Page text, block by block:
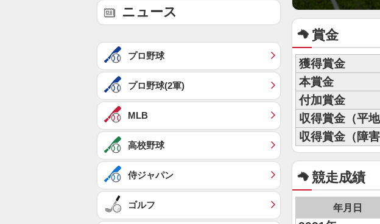
賞金
獲得賞金
本賞金
付加賞金
収得賞金（平地
収得賞金（障害
競走成績
年月日
ニュース
プロ野球
プロ野球(2軍)
MLB
高校野球
侍ジャパン
ゴルフ